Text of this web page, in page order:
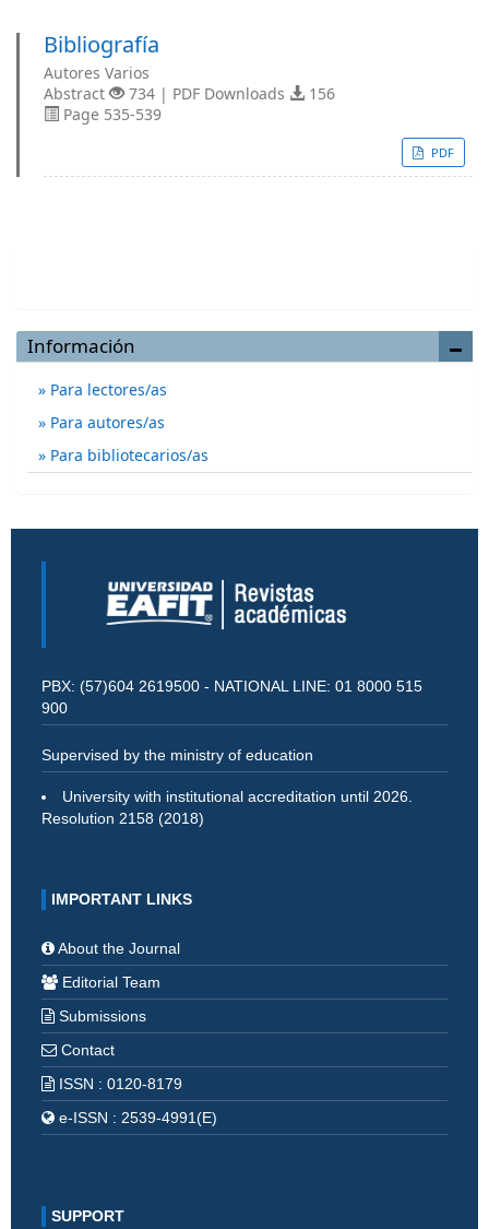
Bibliografía
Autores Varios
Abstract
734 | PDF Downloads
156
Page 535-539
PDF
Información
Para lectores/as
Para autores/as
Para bibliotecarios/as
PBX: (57)604 2619500 - NATIONAL LINE: 01 8000 515
900
Supervised by the ministry of education
University with institutional accreditation until 2026.
Resolution 2158 (2018)
IMPORTANT LINKS
About the Journal
Editorial Team
Submissions
Contact
ISSN : 0120-8179
e-ISSN : 2539-4991(E)
SUPPORT